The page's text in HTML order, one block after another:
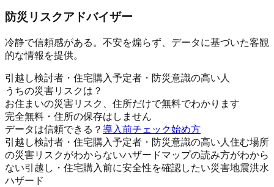
防災リスクアドバイザー
冷静で信頼感がある。不安を煽らず、データに基づいた客観
的な情報を提供。
引越し検討者・住宅購入予定者・防災意識の高い人
うちの災害リスクは？
お住まいの災害リスク、住所だけで無料でわかります
完全無料・住所の保存はしません
データは信頼できる？ 導入前チェック始め方
引越し検討者・住宅購入予定者・防災意識の高い人 住む場所
の災害リスクがわからないハザードマップの読み方がわから
ない引越し・住宅購入前に安全性を確認したい災害地震洪水
ハザード